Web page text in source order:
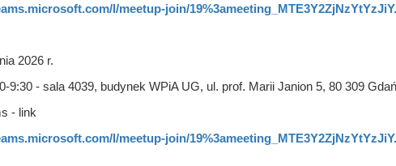
l/meetup-join/
2026 r.
9:30 - sala 4039, budynek WPiA UG, ul. prof. Marii Janion 5, 80 309
- link
l/meetup-join/